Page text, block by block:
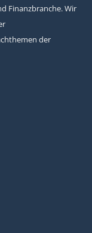
Finanzbranche. Wir
der